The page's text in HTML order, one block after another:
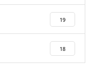
19
18